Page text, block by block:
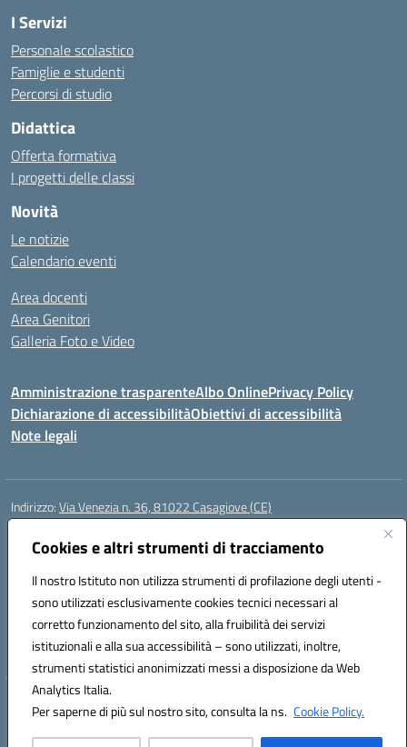
Cookies e altri strumenti di tracciamento
Il nostro Istituto non utilizza strumenti di profilazione degli utenti -
sono utilizzati esclusivamente cookies tecnici necessari al
corretto funzionamento del sito, alla fruibilità dei servizi
istituzionali e alla sua accessibilità – sono utilizzati, inoltre,
strumenti statistici anonimizzati messi a disposizione da Web
Analytics Italia.
Per saperne di più sul nostro sito, consulta la ns. Cookie Policy.
I Servizi
Personale scolastico
Famiglie e studenti
Percorsi di studio
Didattica
Offerta formativa
I progetti delle classi
Novità
Le notizie
Calendario eventi
Area docenti
Area Genitori
Galleria Foto e Video
Amministrazione trasparenteAlbo OnlinePrivacy Policy
Dichiarazione di accessibilitàObiettivi di accessibilità
Note legali
Indirizzo:Via Venezia n. 36, 81022 Casagiove (CE)
Centralino:
Posta elettronica certificata (PEC):ceic893002@pec.istruzione.it
Codice fiscale: 93085870611
Codice meccanografico:CEIC893002
Codice Indice delle Pubbliche Amministrazioni (IPA): icmp_061
Codice unico di fatturazione (CUF): UFIOD3
Hosting & Powered by 3D Solution S.r.l.
Concept & Design by Designers Italia